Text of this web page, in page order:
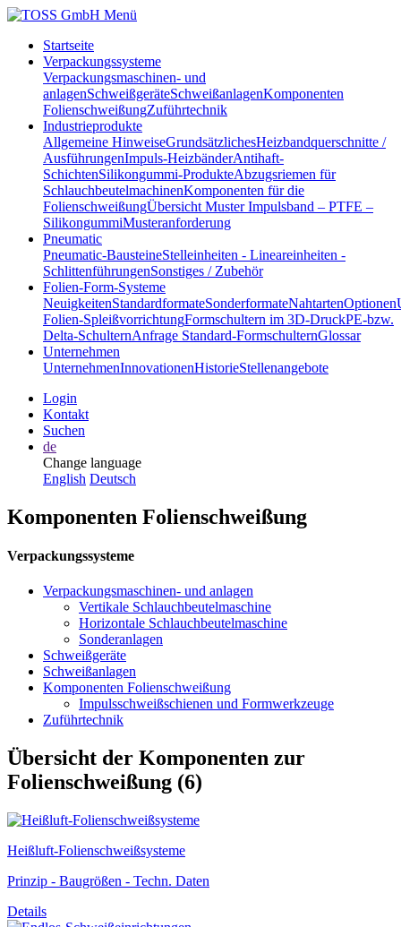
Menü
Startseite
Verpackungssysteme
Verpackungsmaschinen- und
anlagenSchweißgeräteSchweißanlagenKomponenten
FolienschweißungZuführtechnik
Industrieprodukte
Allgemeine HinweiseGrundsätzlichesHeizbandquerschnitte /
AusführungenImpuls-HeizbänderAntihaft-
SchichtenSilikongummi-ProdukteAbzugsriemen für
SchlauchbeutelmachinenKomponenten für die
FolienschweißungÜbersicht Muster Impulsband – PTFE –
SilikongummiMusteranforderung
Pneumatic
Pneumatic-BausteineStelleinheiten - Lineareinheiten -
SchlittenführungenSonstiges / Zubehör
Folien-Form-Systeme
NeuigkeitenStandardformateSonderformateNahtartenOptionen
Folien-SpleißvorrichtungFormschultern im 3D-DruckPE-bzw.
Delta-SchulternAnfrage Standard-FormschulternGlossar
Unternehmen
UnternehmenInnovationenHistorieStellenangebote
Login
Kontakt
Suchen
de
Change language
English Deutsch
Komponenten Folienschweißung
Verpackungssysteme
Verpackungsmaschinen- und anlagen
Vertikale Schlauchbeutelmaschine
Horizontale Schlauchbeutelmaschine
Sonderanlagen
Schweißgeräte
Schweißanlagen
Komponenten Folienschweißung
Impulsschweißschienen und Formwerkzeuge
Zuführtechnik
Übersicht der Komponenten zur
Folienschweißung (6)
Heißluft-Folienschweißsysteme
Prinzip - Baugrößen - Techn. Daten
Details